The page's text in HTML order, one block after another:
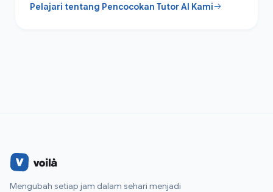
Pelajari tentang Pencocokan Tutor AI Kami
Mengubah setiap jam dalam sehari menjadi